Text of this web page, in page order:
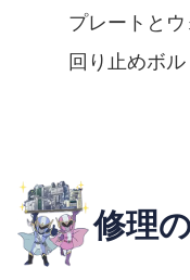
プレートと
回り止めボ
修理